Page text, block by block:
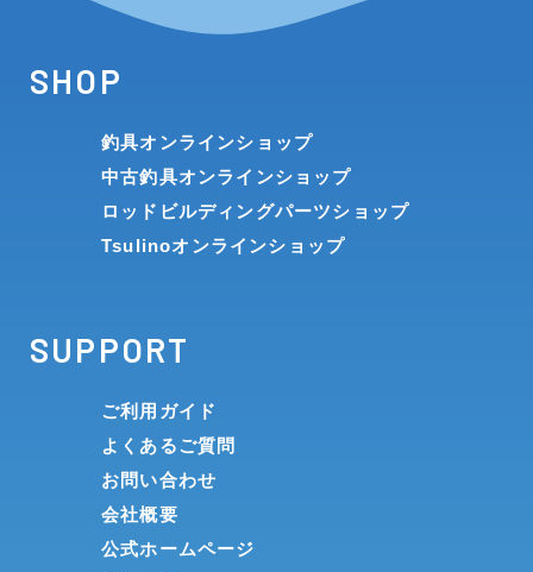
SHOP
釣具オンラインショップ
中古釣具オンラインショップ
ロッドビルディングパーツショップ
Tsulinoオンラインショップ
SUPPORT
ご利用ガイド
よくあるご質問
お問い合わせ
会社概要
公式ホームページ